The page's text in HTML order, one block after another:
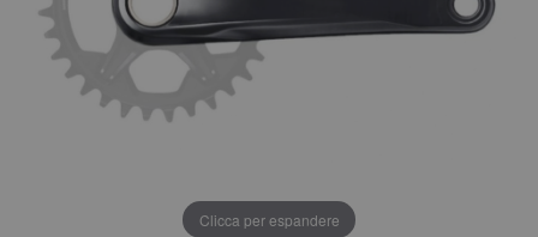
Clicca per espandere